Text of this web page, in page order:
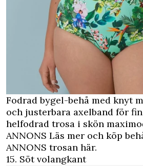
Fodrad bygel-behå med knyt
och justerbara axelband för
helfodrad trosa i skön
ANNONS Läs mer och köp
ANNONS trosan här.
15. Söt volangkant